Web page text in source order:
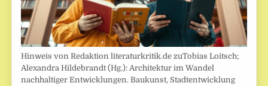
Hinweis von Redaktion literaturkritik.de zuTobias Loitsch;
Alexandra Hildebrandt (Hg.): Architektur im Wandel
nachhaltiger Entwicklungen. Baukunst, Stadtentwicklung